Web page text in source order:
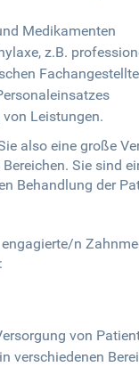
Medikamenten
z.B.
Leistungen.
also eine große
Sie sind
Behandlung der
n
von
verschiedenen